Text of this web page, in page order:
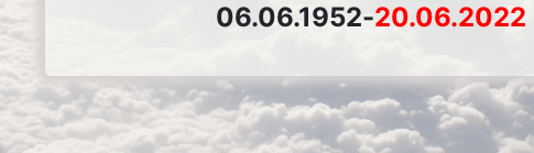
06.06.1952-20.06.2022